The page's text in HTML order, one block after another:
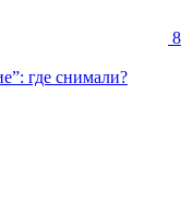
8
где снимали?